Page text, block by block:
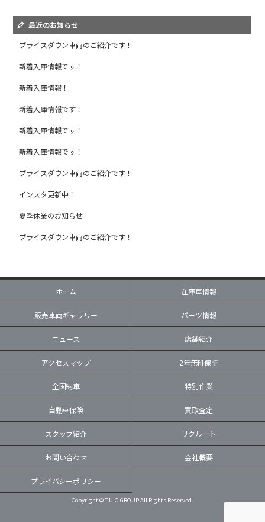
最近のお知らせ
プライスダウン車両のご紹介です！
新着入庫情報です！
新着入庫情報！
新着入庫情報です！
新着入庫情報です！
新着入庫情報です！
プライスダウン車両のご紹介です！
インスタ更新中！
夏季休業のお知らせ
プライスダウン車両のご紹介です！
ホーム 在庫車情報
販売車両ギャラリー パーツ情報
ニュース 店舗紹介
アクセスマップ 2年無料保証
全国納車 特別作業
自動車保険 買取査定
スタッフ紹介 リクルート
お問い合わせ 会社概要
プライバシーポリシー
Copyright © T.U.C.GROUP All Rights Reserved.